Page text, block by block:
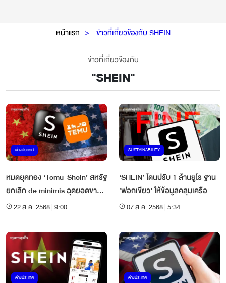
หน้าแรก ข่าวที่เกี่ยวข้องกับ SHEIN
ข่าวที่เกี่ยวข้องกับ
"SHEIN"
ต่างประเทศ
หมดยุคทอง ‘Temu-Shein’ สหรัฐ
ยกเลิก de minimis ฉุดยอดขาย-
ยอดโหลดร่วง!
22 ส.ค. 2568 | 9:00
SUSTAINABILITY
‘SHEIN’ โดนปรับ 1 ล้านยูโร ฐาน
‘ฟอกเขียว’ ให้ข้อมูลคลุมเครือ
07 ส.ค. 2568 | 5:34
ต่างประเทศ ต่างประเทศ